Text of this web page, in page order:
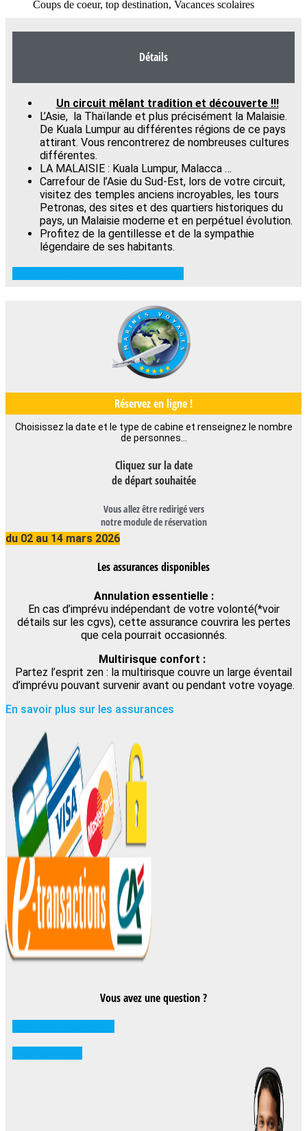
Coups de coeur, top destination, Vacances scolaires
Détails
Un circuit mêlant tradition et découverte !!!
L’Asie, la Thaïlande et plus précisément la Malaisie.
De Kuala Lumpur au différentes régions de ce pays
attirant. Vous rencontrerez de nombreuses cultures
différentes.
LA MALAISIE : Kuala Lumpur, Malacca …
Carrefour de l’Asie du Sud-Est, lors de votre circuit,
visitez des temples anciens incroyables, les tours
Petronas, des sites et des quartiers historiques du
pays, un Malaisie moderne et en perpétuel évolution.
Profitez de la gentillesse et de la sympathie
légendaire de ses habitants.
Réservez en ligne !
Choisissez la date et le type de cabine et renseignez le nombre
de personnes…
Cliquez sur la date
de départ souhaitée
Vous allez être redirigé vers
notre module de réservation
du 02 au 14 mars 2026
Les assurances disponibles
Annulation essentielle :
En cas d’imprévu indépendant de votre volonté(*voir
détails sur les cgvs), cette assurance couvrira les pertes
que cela pourrait occasionnés.
Multirisque confort :
Partez l’esprit zen : la multirisque couvre un large éventail
d’imprévu pouvant survenir avant ou pendant votre voyage.
En savoir plus sur les assurances
Vous avez une question ?